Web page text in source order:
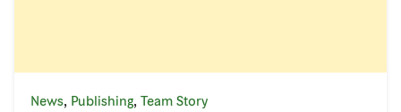
News, Publishing, Team Story